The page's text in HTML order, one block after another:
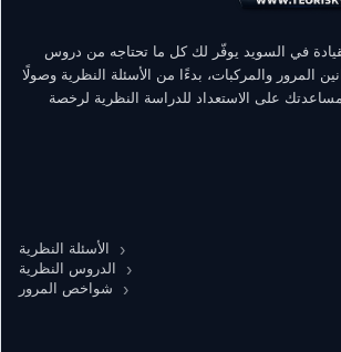
في السويد يوفّر لك كل ما تحتاجه من دروس
المرور والمركبات، بدءًا من الأسئلة النظرية وصولًا
على الاستعداد للدراسة النظرية لرخصة
الأسئلة النظرية
الدروس النظرية
شواخص المرور